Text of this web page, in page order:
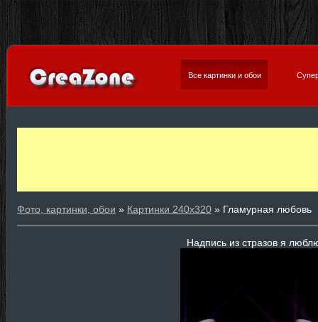
Все картинки и обои
Фото, картинки, обои » Картинки 240х320 » Гламурная любовь
Надпись из стразов я